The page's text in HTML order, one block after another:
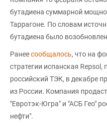
бутадиена суммарной
Таррагоне. По словам
бутадиена было
Ранеесообщалось, что на
стратегии испанская
российский ТЭК, в декабре
из России. Компания
"Евротэк-Югра" и "АСБ Гео"
нефти".